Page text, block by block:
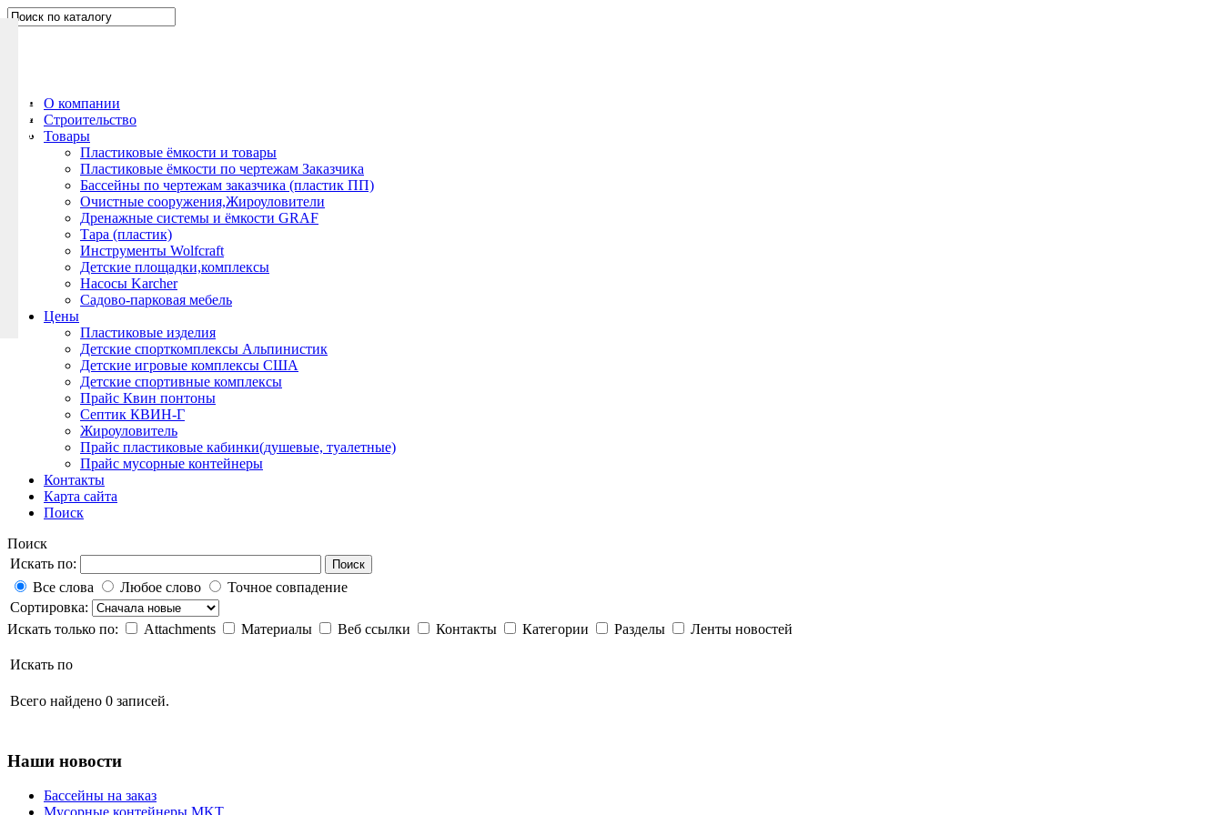
О компании
Строительство
Товары
Пластиковые ёмкости и товары
Пластиковые ёмкости по чертежам Заказчика
Бассейны по чертежам заказчика (пластик ПП)
Очистные сооружения,Жироуловители
Дренажные системы и ёмкости GRAF
Тара (пластик)
Инструменты Wolfcraft
Детские площадки,комплексы
Насосы Karcher
Садово-парковая мебель
Цены
Пластиковые изделия
Детские спорткомплексы Альпинистик
Детские игровые комплексы США
Детские спортивные комплексы
Прайс Квин понтоны
Септик КВИН-Г
Жироуловитель
Прайс пластиковые кабинки(душевые, туалетные)
Прайс мусорные контейнеры
Контакты
Карта сайта
Поиск
ш
и
т
Поиск
Искать по:
Поиск
Все слова Любое слово
Точное совпадение
Сортировка:
Искать только по:
Attachments Материалы Веб ссылки Контакты Категории Разделы Ленты новостей
Искать по
Всего найдено 0 записей.
Наши новости
Бассейны на заказ